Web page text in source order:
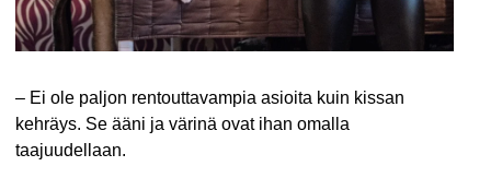
– Ei ole paljon rentouttavampia asioita kuin kissan
kehräys. Se ääni ja värinä ovat ihan omalla
taajuudellaan.